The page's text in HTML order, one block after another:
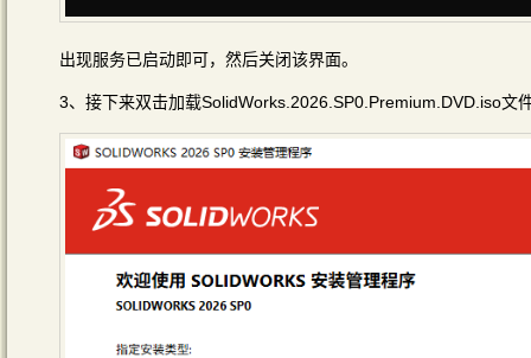
出现服务已启动即可，然后关闭该界面。
3、接下来双击加载SolidWorks.2026.SP0.Premium.DVD.iso文